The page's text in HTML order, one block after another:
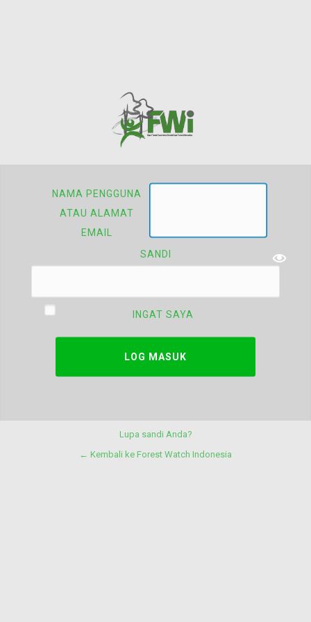
NAMA PENGGUNA
ATAU ALAMAT
EMAIL
SANDI
INGAT SAYA
Lupa sandi Anda?
← Kembali ke Forest Watch Indonesia